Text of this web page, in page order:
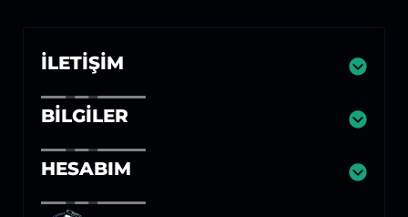
İLETIŞIM
BILGILER
HESABIM